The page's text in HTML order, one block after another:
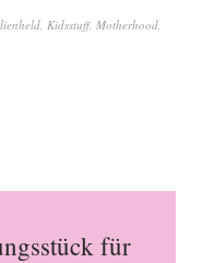
, Kidsstuff, Motherhood,
für